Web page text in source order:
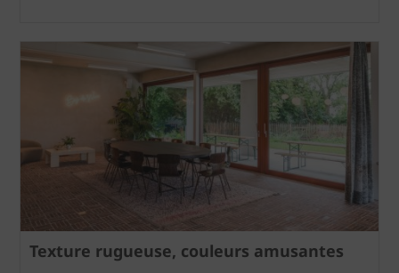
Texture rugueuse, couleurs amusantes